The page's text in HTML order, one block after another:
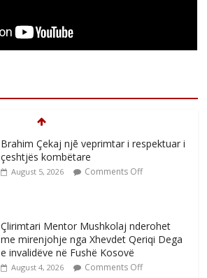
Brahim Çekaj njē veprimtar i respektuar i
çeshtjës kombëtare
August 5, 2026 Comments Off
Çlirimtari Mentor Mushkolaj nderohet
me mirenjohje nga Xhevdet Qeriqi Dega
e invalidëve në Fushë Kosovë
August 4, 2026 Comments Off